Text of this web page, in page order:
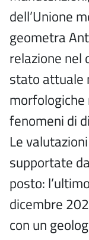
dell’Unione
geometra
relazione nel
stato attuale
morfologiche
fenomeni di
Le
supportate
posto:
dicembre
con un